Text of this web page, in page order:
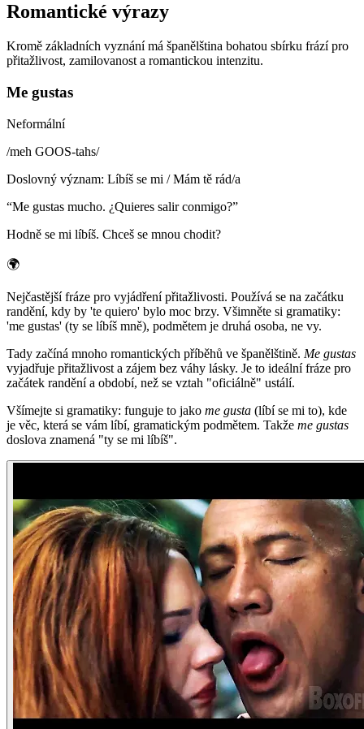
Romantické výrazy
Kromě základních vyznání má španělština bohatou sbírku frází pro
přitažlivost, zamilovanost a romantickou intenzitu.
Me gustas
Neformální
/meh GOOS-tahs/
Doslovný význam: Líbíš se mi / Mám tě rád/a
“Me gustas mucho. ¿Quieres salir conmigo?”
Hodně se mi líbíš. Chceš se mnou chodit?
🌍
Nejčastější fráze pro vyjádření přitažlivosti. Používá se na začátku
randění, kdy by 'te quiero' bylo moc brzy. Všimněte si gramatiky:
'me gustas' (ty se líbíš mně), podmětem je druhá osoba, ne vy.
Tady začíná mnoho romantických příběhů ve španělštině. Me gustas
vyjadřuje přitažlivost a zájem bez váhy lásky. Je to ideální fráze pro
začátek randění a období, než se vztah "oficiálně" ustálí.
Všímejte si gramatiky: funguje to jako me gusta (líbí se mi to), kde
je věc, která se vám líbí, gramatickým podmětem. Takže me gustas
doslova znamená "ty se mi líbíš".